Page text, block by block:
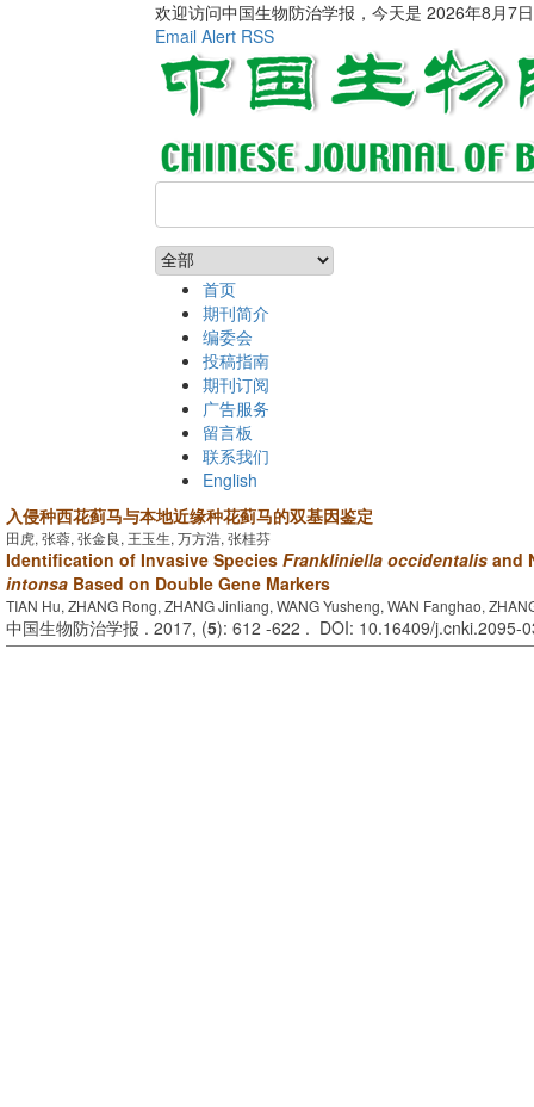
欢迎访问中国生物防治学报，今天是 2026年8月7
Email Alert RSS
首页
期刊简介
编委会
投稿指南
期刊订阅
广告服务
留言板
联系我们
English
入侵种西花蓟马与本地近缘种花蓟马的双基因鉴定
田虎, 张蓉, 张金良, 王玉生, 万方浩, 张桂芬
Identification of Invasive Species Frankliniella occidentalis and
intonsa Based on Double Gene Markers
TIAN Hu, ZHANG Rong, ZHANG Jinliang, WANG Yusheng, WAN Fanghao,
中国生物防治学报 . 2017, (5): 612 -622 . DOI: 10.16409/j.cnki.2095-